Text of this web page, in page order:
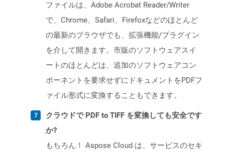
ファイルは、Adobe Acrobat Reader/Writer
で、Chrome、Safari、Firefoxなどのほとんど
の最新のブラウザでも、拡張機能/プラグイン
を介して開きます。市販のソフトウェアスイ
ートのほとんどは、追加のソフトウェアコン
ポーネントを要求せずにドキュメントをPDFフ
ァイル形式に変換することもできます。
クラウドで PDF to TIFF を変換しても安全です
か?
もちろん！ Aspose Cloud は、サービスのセキ